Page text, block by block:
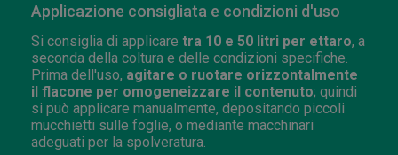
Applicazione consigliata e condizioni d'uso
Si consiglia di applicare tra 10 e 50 litri per ettaro, a
seconda della coltura e delle condizioni specifiche.
Prima dell'uso, agitare o ruotare orizzontalmente
il flacone per omogeneizzare il contenuto; quindi
si può applicare manualmente, depositando piccoli
mucchietti sulle foglie, o mediante macchinari
adeguati per la spolveratura.